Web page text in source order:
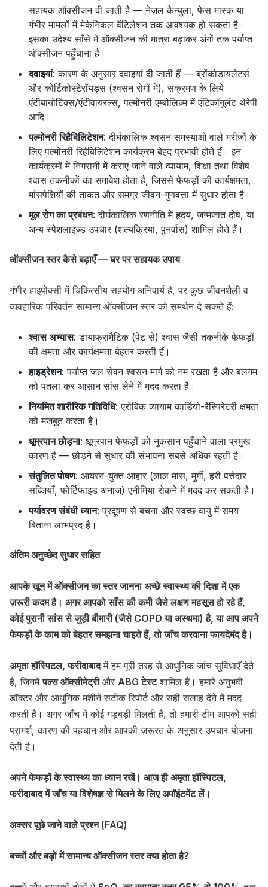
सहायक ऑक्सीजन दी जाती है — नेज़ल कैन्युला, फेस मास्क या
गंभीर मामलों में मेकेनिकल वेंटिलेशन तक आवश्यक हो सकता है।
इसका उदेश्य साँसे में ऑक्सीजन की मात्रा बढ़ाकर अंगों तक पर्याप्त
ऑक्सीजन पहुँचाना है।
दवाइयां: कारण के अनुसार दवाइयां दी जाती हैं — ब्रोंकोडायलेटर्स
और कोर्टिकोस्टेरॉयड्स (श्वसन रोगों में), संक्रमण के लिये
एंटीबायोटिक्स/एंटीवायरल्स, पल्मोनरी एम्बोलिज़्म में एंटिकॉगुलंट थेरेपी
आदि।
पल्मोनरी रिहैबिलिटेशन: दीर्घकालिक श्वसन समस्याओं वाले मरीजों के
लिए पल्मोनरी रिहैबिलिटेशन कार्यक्रम बेहद प्रभावी होते हैं। इन
कार्यक्रमों में निगरानी में कराए जाने वाले व्यायाम, शिक्षा तथा विशेष
श्वास तकनीकों का समावेश होता है, जिससे फेफड़ों की कार्यक्षमता,
मांसपेशियों की ताकत और समग्र जीवन-गुणवत्ता में सुधार होता है।
मूल रोग का प्रबंधन: दीर्घकालिक रणनीति में हृदय, जन्मजात दोष, या
अन्य स्पेशलाइज़्ड उपचार (शल्यक्रिया, पुनर्वास) शामिल होते हैं।
ऑक्सीजन स्तर कैसे बढ़ाएँ — घर पर सहायक उपाय
गंभीर हाइपोक्सी में चिकित्सीय सहयोग अनिवार्य है, पर कुछ जीवनशैली व
व्यवहारिक परिवर्तन सामान्य ऑक्सीजन स्तर को समर्थन दे सकते हैं:
श्वास अभ्यास: डायाफ्रामैटिक (पेट से) श्वास जैसी तकनीकें फेफड़ों
की क्षमता और कार्यक्षमता बेहतर करती हैं।
हाइड्रेशन: पर्याप्त जल सेवन श्वसन मार्ग को नम रखता है और बलगम
को पतला कर आसान सांस लेने में मदद करता है।
नियमित शारीरिक गतिविधि: एरोबिक व्यायाम कार्डियो-रैस्पिरेटरी क्षमता
को मजबूत करता है।
धूम्रपान छोड़ना: धूम्रपान फेफड़ों को नुकसान पहुँचाने वाला प्रमुख
कारण है — छोड़ने से सुधार की संभावना सबसे अधिक रहती है।
संतुलित पोषण: आयरन-युक्त आहार (लाल मांस, मुर्गी, हरी पत्तेदार
सब्जियाँ, फोर्टिफाइड अनाज) एनीमिया रोकने में मदद कर सकती है।
पर्यावरण संबंधी ध्यान: प्रदूषण से बचना और स्वच्छ वायु में समय
बिताना लाभप्रद है।
अंतिम अनुच्छेद सुधार सहित
आपके खून में ऑक्सीजन का स्तर जानना अच्छे स्वास्थ्य की दिशा में एक
ज़रूरी कदम है। अगर आपको साँस की कमी जैसे लक्षण महसूस हो रहे हैं,
कोई पुरानी सांस से जुड़ी बीमारी (जैसे COPD या अस्थमा) है, या आप अपने
फेफड़ों के काम को बेहतर समझना चाहते हैं, तो जाँच करवाना फायदेमंद है।
अमृता हॉस्पिटल, फरीदाबादमें हम पूरी तरह से आधुनिक जांच सुविधाएँ देते
हैं, जिनमेंपल्स ऑक्सीमेट्रीऔर ABG टेस्टशामिल हैं। हमारे अनुभवी
डॉक्टर और आधुनिक मशीनें सटीक रिपोर्ट और सही सलाह देने में मदद
करती हैं। अगर जाँच में कोई गड़बड़ी मिलती है, तो हमारी टीम आपको सही
परामर्श, कारण की पहचान और आपकी ज़रूरत के अनुसार उपचार योजना
देती है।
अपने फेफड़ों के स्वास्थ्य का ध्यान रखें। आज ही अमृता हॉस्पिटल,
फरीदाबाद में जाँच या विशेषज्ञ से मिलने के लिए अपॉइंटमेंट लें।
अक्सर पूछे जाने वाले प्रश्न (FAQ)
बच्चों और बड़ों में सामान्य ऑक्सीजन स्तर क्या होता है?